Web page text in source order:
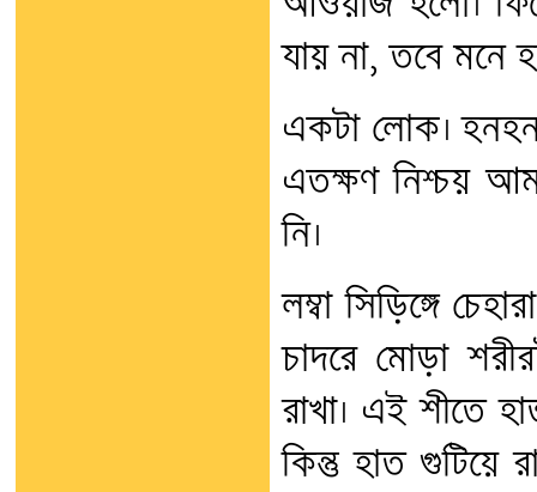
যায় না, তবে
একটা লোক।
এতক্ষণ নিশ্চয়
নি।
লম্বা সিড়িঙ্গে
চাদরে মোড়া
রাখা। এই শীতে
কিন্তু হাত গুটিয়ে